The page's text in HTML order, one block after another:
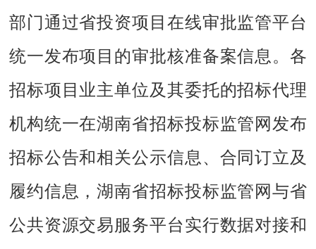
部门通过省投资项目在线审批监管平台
统一发布项目的审批核准备案信息。各
招标项目业主单位及其委托的招标代理
机构统一在湖南省招标投标监管网发布
招标公告和相关公示信息、合同订立及
履约信息，湖南省招标投标监管网与省
公共资源交易服务平台实行数据对接和